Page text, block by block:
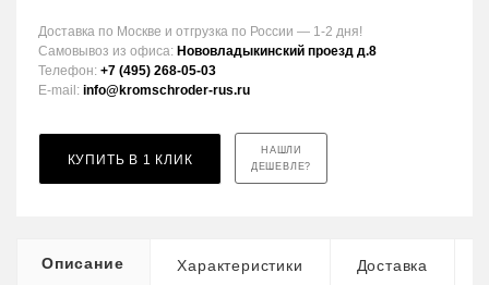
Доставка по Москве и отгрузка по России — 1-2 дня!
Самовывоз из офиса: Нововладыкинский проезд д.8
Телефон: +7 (495) 268-05-03
E-mail: info@kromschroder-rus.ru
КУПИТЬ В 1 КЛИК
НАШЛИ
ДЕШЕВЛЕ?
Описание Характеристики Доставка